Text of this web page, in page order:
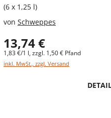
(6 x 1,25 l)
von Schweppes
13,74 €
1,83 €/1 l, zzgl. 1,50 € Pfand
inkl. MwSt., zzgl. Versand